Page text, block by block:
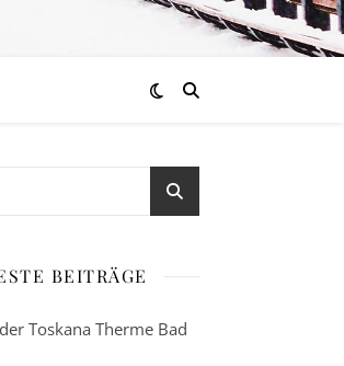
BEITRÄGE
Toskana Therme Bad